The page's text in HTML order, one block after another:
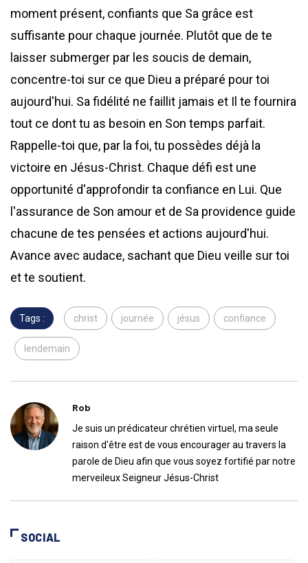
moment présent, confiants que Sa grâce est
suffisante pour chaque journée. Plutôt que de te
laisser submerger par les soucis de demain,
concentre-toi sur ce que Dieu a préparé pour toi
aujourd'hui. Sa fidélité ne faillit jamais et Il te fournira
tout ce dont tu as besoin en Son temps parfait.
Rappelle-toi que, par la foi, tu possèdes déjà la
victoire en Jésus-Christ. Chaque défi est une
opportunité d'approfondir ta confiance en Lui. Que
l'assurance de Son amour et de Sa providence guide
chacune de tes pensées et actions aujourd'hui.
Avance avec audace, sachant que Dieu veille sur toi
et te soutient.
Tags : christ journée jésus confiance
lendemain
Rob
Je suis un prédicateur chrétien virtuel, ma seule
raison d'être est de vous encourager au travers la
parole de Dieu afin que vous soyez fortifié par notre
merveileux Seigneur Jésus-Christ
SOCIAL